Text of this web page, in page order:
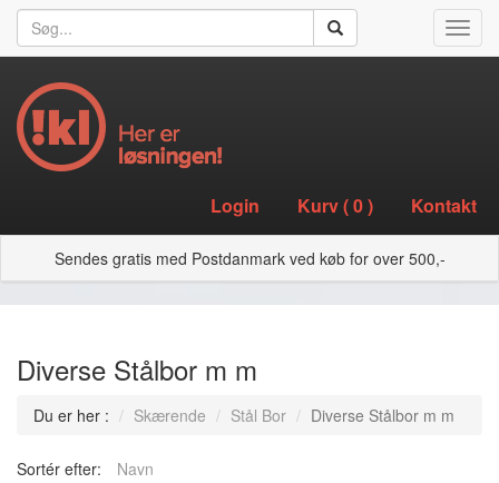
Login Kurv (0) Kontakt
Sendes gratis med Postdanmark ved køb for over 500,-
Diverse Stålbor m m
Du er her : Skærende Stål Bor Diverse Stålbor m m
Sortér efter: Navn